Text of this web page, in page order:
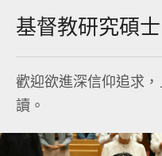
基督教研究碩士​
歡迎欲進深信仰追求
讀。